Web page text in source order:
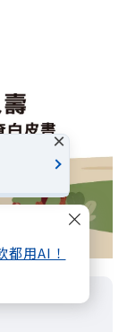
都用AI！
×